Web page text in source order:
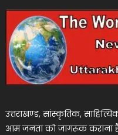
उत्तराखण्ड, सांस्कृतिक,
आम जनता को जागरूक कराना है।